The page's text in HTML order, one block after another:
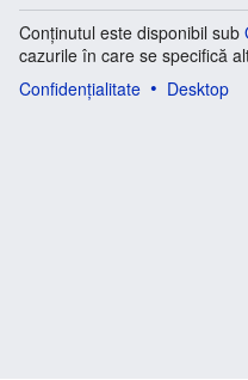
Conținutul este disponibil sub
cazurile în care se specifică
Confidențialitate
Desktop